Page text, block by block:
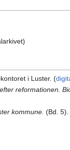
i Luster. (
reformationen.
kommune. (Bd. 5).